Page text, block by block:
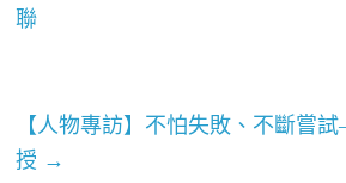
聯
【人物專訪】不怕失敗、不斷嘗
授 →